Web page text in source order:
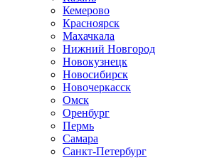
Кемерово
Красноярск
Махачкала
Нижний Новгород
Новокузнецк
Новосибирск
Новочеркаcск
Омск
Оренбург
Пермь
Самара
Санкт-Петербург